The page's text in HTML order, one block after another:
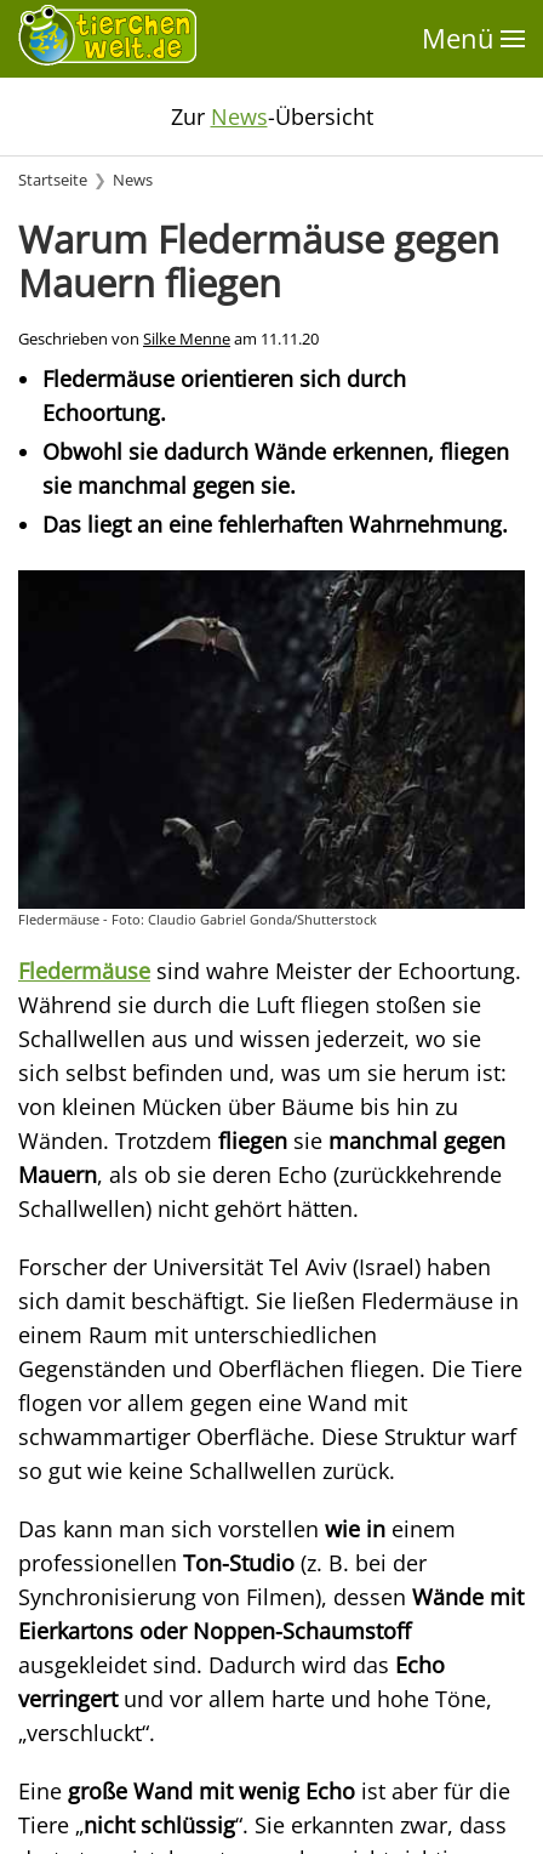
Menü
Zur News-Übersicht
Startseite News
Warum Fledermäuse gegen
Mauern fliegen
Geschrieben von Silke Menneam 11.11.20
Fledermäuse orientieren sich durch
Echoortung.
Obwohl sie dadurch Wände erkennen, fliegen
sie manchmal gegen sie.
Das liegt an eine fehlerhaften Wahrnehmung.
Fledermäuse - Foto: Claudio Gabriel Gonda/Shutterstock
Fledermäuse sind wahre Meister der Echoortung.
Während sie durch die Luft fliegen stoßen sie
Schallwellen aus und wissen jederzeit, wo sie
sich selbst befinden und, was um sie herum ist:
von kleinen Mücken über Bäume bis hin zu
Wänden. Trotzdem fliegen sie manchmal gegen
Mauern, als ob sie deren Echo (zurückkehrende
Schallwellen) nicht gehört hätten.
Forscher der Universität Tel Aviv (Israel) haben
sich damit beschäftigt. Sie ließen Fledermäuse in
einem Raum mit unterschiedlichen
Gegenständen und Oberflächen fliegen. Die Tiere
flogen vor allem gegen eine Wand mit
schwammartiger Oberfläche. Diese Struktur warf
so gut wie keine Schallwellen zurück.
Das kann man sich vorstellen wie in einem
professionellen Ton-Studio (z. B. bei der
Synchronisierung von Filmen), dessen Wände mit
Eierkartons oder Noppen-Schaumstoff
ausgekleidet sind. Dadurch wird das Echo
verringertund vor allem harte und hohe Töne,
„verschluckt“.
Eine große Wand mit wenig Echo ist aber für die
Tiere „nicht schlüssig“. Sie erkannten zwar, dass